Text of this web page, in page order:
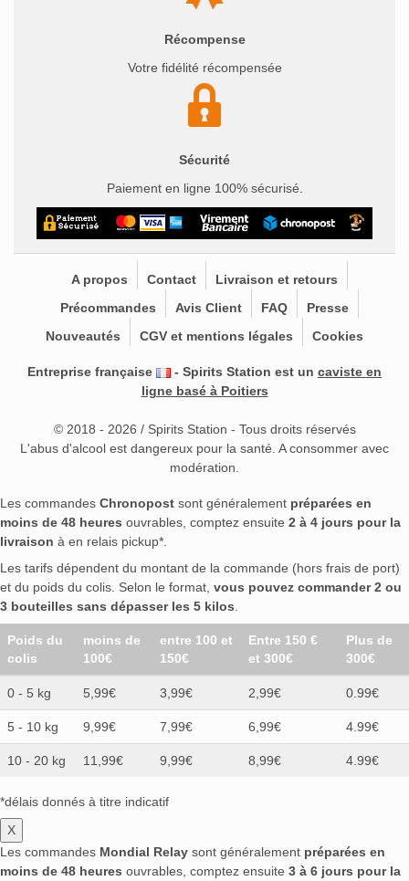
Récompense
Votre fidélité récompensée
Sécurité
Paiement en ligne 100% sécurisé.
A propos Contact
Livraison et retours
Précommandes
Avis Client FAQ
Presse
Nouveautés
CGV et mentions légales Cookies
Entreprise française - Spirits Station est un caviste en
ligne basé à Poitiers
© 2018 - 2026 / Spirits Station - Tous droits réservés
L'abus d'alcool est dangereux pour la santé. A consommer avec
modération.
Les commandes Chronopost sont généralement préparées en
moins de 48 heures ouvrables, comptez ensuite 2 à 4 jours pour la
livraison à en relais pickup*.
Les tarifs dépendent du montant de la commande (hors frais de port)
et du poids du colis. Selon le format, vous pouvez commander 2 ou
3 bouteilles sans dépasser les 5 kilos
Poids du
colis
moins de
100€
entre 100 et
150€
Entre 150 €
et 300€
Plus de
300€
0 - 5 kg 5,99€ 3,99€ 2,99€ 0.99€
5 - 10 kg 9,99€ 7,99€ 6,99€ 4.99€
10 - 20 kg 11,99€ 9,99€ 8,99€ 4.99€
*délais donnés à titre indicatif
X
Les commandes Mondial Relay sont généralement préparées en
moins de 48 heures ouvrables, comptez ensuite 3 à 6 jours pour la